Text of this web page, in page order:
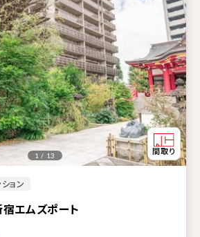
ョン
エムズポート
1 / 13